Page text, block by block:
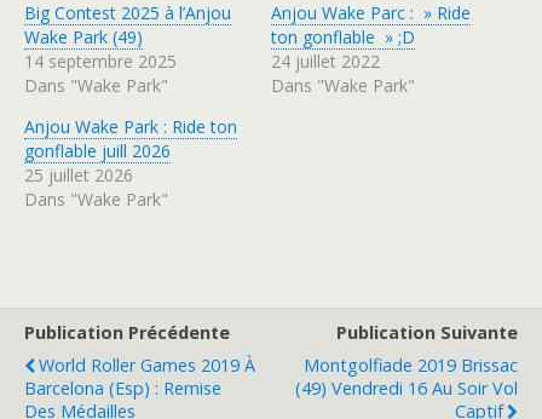
Big Contest 2025 à l’Anjou
Wake Park (49)
14 septembre 2025
Dans "Wake Park"
Anjou Wake Parc : » Ride
ton gonflable » ;D
24 juillet 2022
Dans "Wake Park"
Anjou Wake Park : Ride ton
gonflable juill 2026
25 juillet 2026
Dans "Wake Park"
Publication Précédente
World Roller Games 2019 À
Barcelona (Esp) : Remise
Des Médailles
Publication Suivante
Montgolfiade 2019 Brissac
(49) Vendredi 16 Au Soir Vol
Captif